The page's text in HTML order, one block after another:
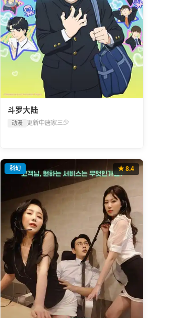
斗罗大陆
动漫 更新中唐家三少
科幻 ★ 8.4